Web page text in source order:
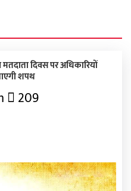
मतदाता दिवस पर अधिकारियों
शपथ
209
Next